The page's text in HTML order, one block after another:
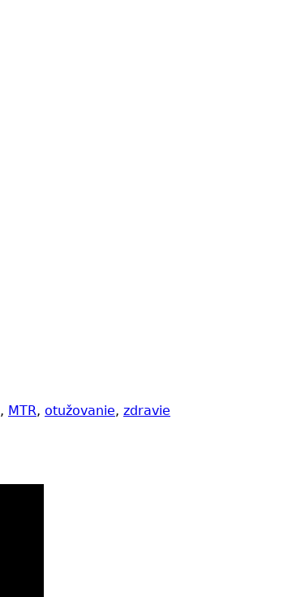
, MTR, otužovanie, zdravie